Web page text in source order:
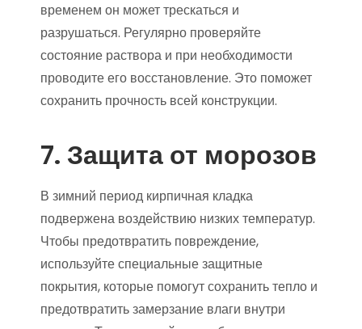
временем он может трескаться и
разрушаться. Регулярно проверяйте
состояние раствора и при необходимости
проводите его восстановление. Это поможет
сохранить прочность всей конструкции.
7. Защита от морозов
В зимний период кирпичная кладка
подвержена воздействию низких температур.
Чтобы предотвратить повреждение,
используйте специальные защитные
покрытия, которые помогут сохранить тепло и
предотвратить замерзание влаги внутри